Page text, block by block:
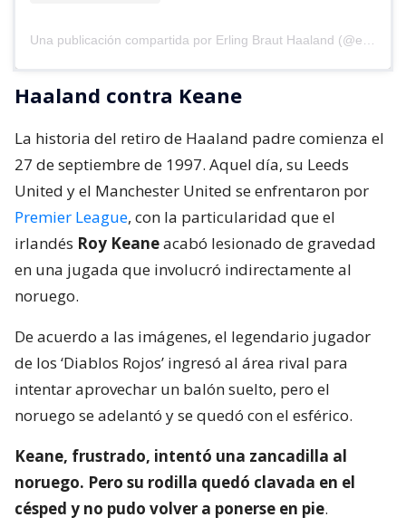
Haaland contra Keane
La historia del retiro de Haaland padre comienza el
27 de septiembre de 1997. Aquel día, su Leeds
United y el Manchester United se enfrentaron por
Premier League, con la particularidad que el
irlandés Roy Keaneacabó lesionado de gravedad
en una jugada que involucró indirectamente al
noruego.
De acuerdo a las imágenes, el legendario jugador
de los ‘Diablos Rojos’ ingresó al área rival para
intentar aprovechar un balón suelto, pero el
noruego se adelantó y se quedó con el esférico.
Keane, frustrado, intentó una zancadilla al
noruego. Pero su rodilla quedó clavada en el
césped y no pudo volver a ponerse en pie.